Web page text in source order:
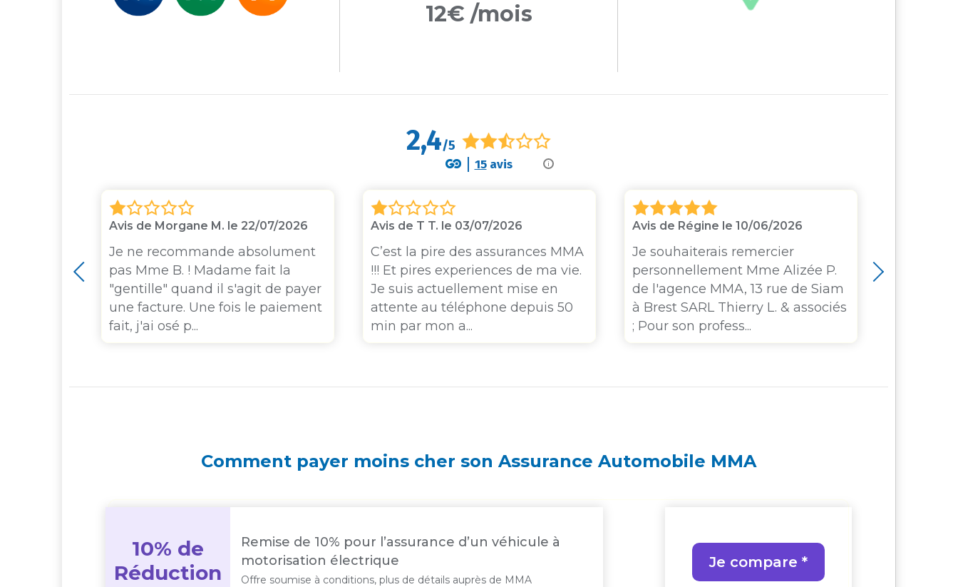
12€ /mois
i
2,4/5
15avis
Avis de Morgane M. le 22/07/2026
Je ne recommande absolument
pas Mme B. ! Madame fait la
"gentille" quand il s'agit de payer
une facture. Une fois le paiement
fait, j'ai osé p...
Avis de T T. le 03/07/2026
C’est la pire des assurances MMA
!!! Et pires experiences de ma vie.
Je suis actuellement mise en
attente au téléphone depuis 50
min par mon a...
Avis de Régine le 10/06/2026
Je souhaiterais remercier
personnellement Mme Alizée P.
de l'agence MMA, 13 rue de Siam
à Brest SARL Thierry L. & associés
; Pour son profess...
Comment payer moins cher son Assurance Automobile MMA
10% de
Réduction
Remise de 10% pour l’assurance d’un véhicule à
motorisation électrique
Offre soumise à conditions, plus de détails auprès de MMA
Je compare *